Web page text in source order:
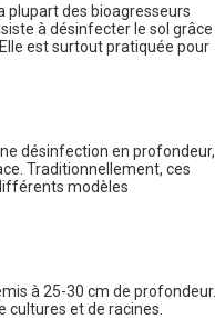
plupart des bioagresseurs
à désinfecter le sol grâce
est surtout pratiquée pour
désinfection en profondeur,
Traditionnellement, ces
modèles
à 25-30 cm de profondeur.
cultures et de racines.